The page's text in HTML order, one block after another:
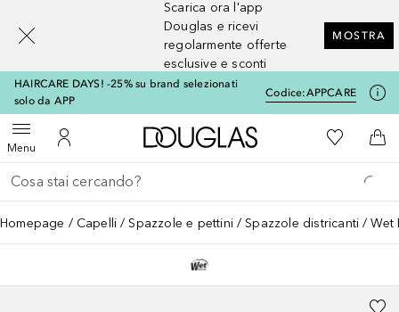
Scarica ora l'app
Douglas e ricevi
regolarmente offerte
esclusive e sconti
MOSTRA
HAIRCARE DAYS! -25% su brand selezionati
solo da APP
Codice:APPCARE
MenuApri menuAl Mio Account
A Douglas HomeAlla Mia
Al
Torna indietro
Esegui ricerca
Homepage Capelli Spazzole e pettini Spazzole districanti Wet
[navigation.slideout.screenreader]